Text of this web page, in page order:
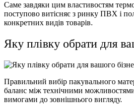
Саме завдяки цим властивостям
поступово витісняє з ринку ПВХ і
конкретних видів товарів.
Яку плівку обрати для
Правильний вибір пакувального
баланс між технічними
вимогами до зовнішнього вигляду.